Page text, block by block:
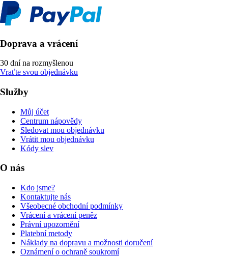
Doprava a vrácení
30 dní na rozmyšlenou
Vraťte svou objednávku
Služby
Můj účet
Centrum nápovědy
Sledovat mou objednávku
Vrátit mou objednávku
Kódy slev
O nás
Kdo jsme?
Kontaktujte nás
Všeobecné obchodní podmínky
Vrácení a vrácení peněz
Právní upozornění
Platební metody
Náklady na dopravu a možnosti doručení
Oznámení o ochraně soukromí